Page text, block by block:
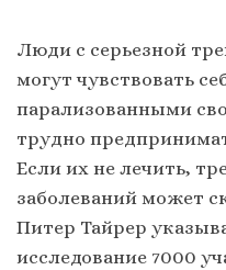
Люди с серьезной
могут чувствовать
парализованными
трудно
Если их не лечить,
заболеваний может
Питер Тайрер
исследование 7000